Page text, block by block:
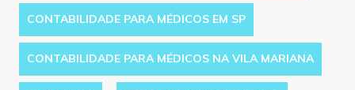
CONTABILIDADE PARA MÉDICOS EM SP
CONTABILIDADE PARA MÉDICOS NA VILA MARIANA